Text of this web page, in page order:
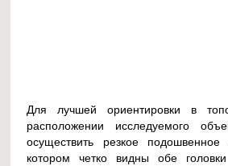
Для лучшей ориентировки в
расположении исследуемого
осуществить резкое
котором четко видны обе